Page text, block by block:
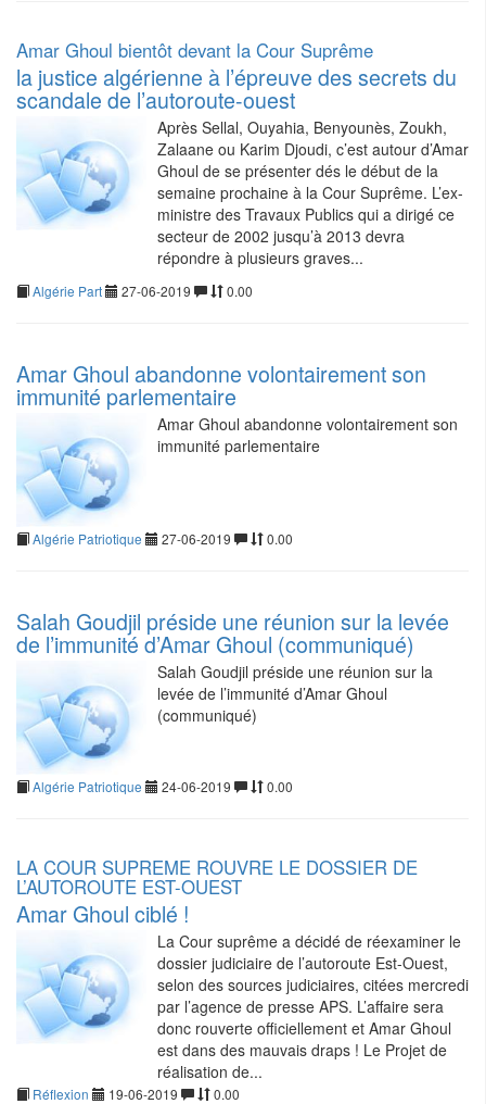
Amar Ghoul bientôt devant la Cour Suprême
la justice algérienne à l’épreuve des secrets du
scandale de l’autoroute-ouest
Après Sellal, Ouyahia, Benyounès, Zoukh,
Zalaane ou Karim Djoudi, c’est autour d’Amar
Ghoul de se présenter dés le début de la
semaine prochaine à la Cour Suprême. L’ex-
ministre des Travaux Publics qui a dirigé ce
secteur de 2002 jusqu’à 2013 devra
répondre à plusieurs graves...
Algérie Part 27-06-2019 0.00
Amar Ghoul abandonne volontairement son
immunité parlementaire
Amar Ghoul abandonne volontairement son
immunité parlementaire
Algérie Patriotique 27-06-2019 0.00
Salah Goudjil préside une réunion sur la levée
de l’immunité d’Amar Ghoul (communiqué)
Salah Goudjil préside une réunion sur la
levée de l’immunité d’Amar Ghoul
(communiqué)
Algérie Patriotique 24-06-2019 0.00
LA COUR SUPREME ROUVRE LE DOSSIER DE
L’AUTOROUTE EST-OUEST
Amar Ghoul ciblé !
La Cour suprême a décidé de réexaminer le
dossier judiciaire de l’autoroute Est-Ouest,
selon des sources judiciaires, citées mercredi
par l’agence de presse APS. L’affaire sera
donc rouverte officiellement et Amar Ghoul
est dans des mauvais draps ! Le Projet de
réalisation de...
Réflexion 19-06-2019 0.00